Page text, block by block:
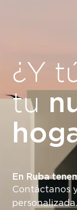
¿Y
tu
En Ruba
Contáctanos
personalizada.